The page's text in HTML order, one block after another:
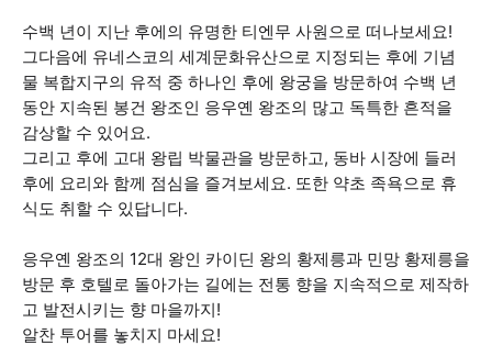
수백 년이 지난 후에의 유명한 티엔무 사원으로 떠나보세요!
그다음에 유네스코의 세계문화유산으로 지정되는 후에 기념
물 복합지구의 유적 중 하나인 후에 왕궁을 방문하여 수백 년
동안 지속된 봉건 왕조인 응우옌 왕조의 많고 독특한 흔적을
감상할 수 있어요.
그리고 후에 고대 왕립 박물관을 방문하고, 동바 시장에 들러
후에 요리와 함께 점심을 즐겨보세요. 또한 약초 족욕으로 휴
식도 취할 수 있답니다.
응우옌 왕조의 12대 왕인 카이딘 왕의 황제릉과 민망 황제릉을
방문 후 호텔로 돌아가는 길에는 전통 향을 지속적으로 제작하
고 발전시키는 향 마을까지!
알찬 투어를 놓치지 마세요!